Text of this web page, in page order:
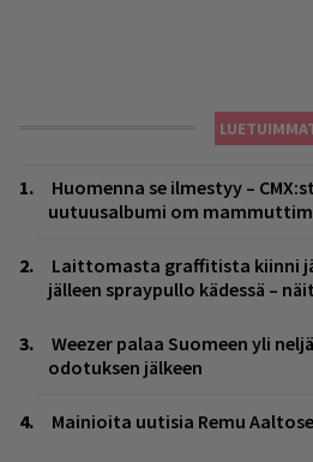
Huomenna se ilmestyy –
uutuusalbumi om
Laittomasta graffitista kiinni
jälleen spraypullo kädessä –
Weezer palaa Suomeen yli
odotuksen jälkeen
Mainioita uutisia Remu